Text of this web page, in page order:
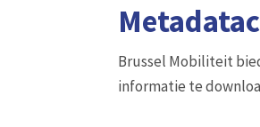
Brussel Mobiliteit
informatie te